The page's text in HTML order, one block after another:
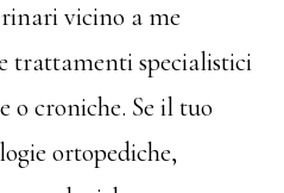
vicino a me
trattamenti specialistici
o croniche. Se il tuo
ortopediche,